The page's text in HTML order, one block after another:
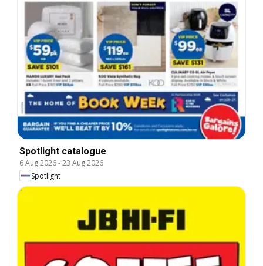
Spotlight catalogue
6 Aug 2026-23 Aug 2026
Spotlight